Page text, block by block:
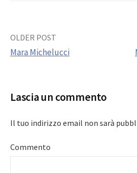
Post
OLDER POST
Mara Michelucci
Lascia un commento
Il tuo indirizzo email non sarà
Commento